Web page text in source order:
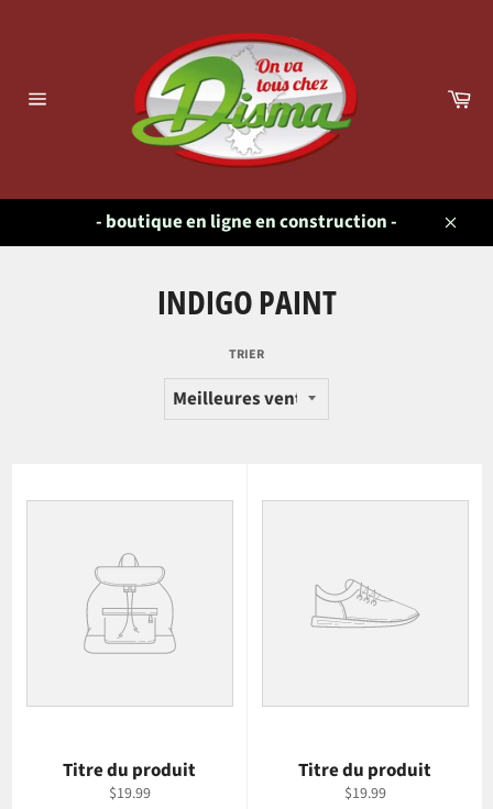
- boutique en ligne en construction -
Close
INDIGO PAINT
TRIER
Titre du produit
$19.99
Titre du produit
$19.99